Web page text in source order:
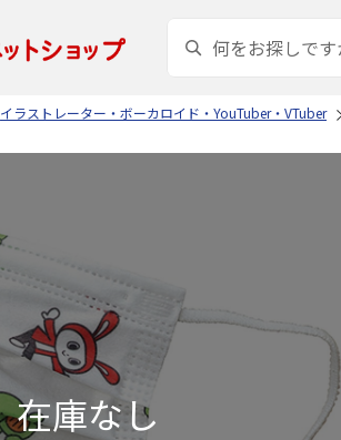
イラストレーター・ボーカロイド・YouTuber・VTuber